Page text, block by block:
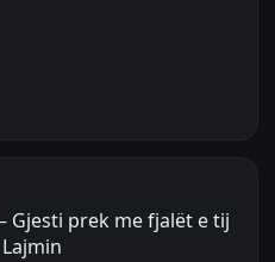
Gjesti prek me fjalët e tij